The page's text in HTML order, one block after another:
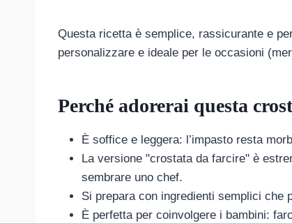
Questa ricetta è semplice, rassicurante e
personalizzare e ideale per le occasioni
Perché adorerai questa
È soffice e leggera: l’impasto resta
La versione "crostata da farcire" è
sembrare uno chef.
Si prepara con ingredienti semplici che
È perfetta per coinvolgere i bambini: